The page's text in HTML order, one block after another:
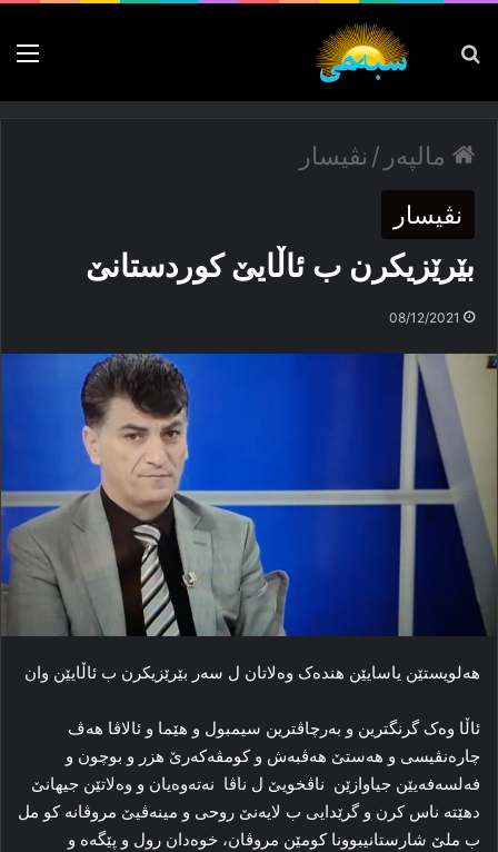
پەیدا بکە
مالپەر / نڤیسار
نڤیسار
بێرێزیکرن ب ئاڵایێ کوردستانێ
08/12/2021
هەلویستێن یاسایێن هندەک وەلاتان ل سەر بێرێزیکرن ب ئاڵایێن وان
ئاڵا وەک گرنگترین و بەرچاڤترین سیمبول و هێما و ئالاڤا هەڤ
چارەنڤیسی و هەستێ هەڤبەش و کومڤەکەرێ هزر و بوچون و
فەلسەفەیێن جیاوازێن ناڤخویێ ل ناڤا نەتەوەیان و وەلاتێن جیهانێ
دهێتە ناس کرن و گرێدایی ب لایەنێ روحی و مینەڤیێ مروڤانە کو مل
ب ملێ شارستانیبوونا کومێن مروڤان، خوەدان رول و پێگەه و